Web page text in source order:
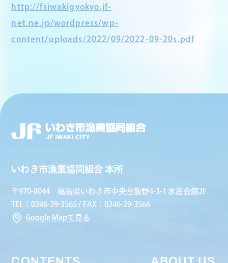
http://fsiwakigyokyo.jf-
net.ne.jp/wordpress/wp-
content/uploads/2022/09/2022-09-20s.pdf
いわき市漁業協同組合 本所
〒970-8044 福島県いわき市中央台飯野4-3-1 水産会館2F
TEL：0246-29-3565 / FAX：0246-29-3566
Google Mapで見る